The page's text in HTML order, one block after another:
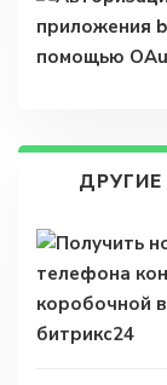
ДРУГИЕ